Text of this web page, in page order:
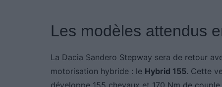
Les modèles attendus
La Dacia Sandero Stepway sera de retour
motorisation hybride : le Hybrid 155. Cette
développe 155 chevaux et 170 Nm de